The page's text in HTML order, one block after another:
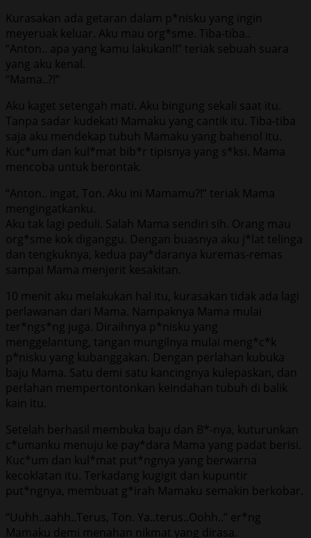
Kurasakan ada getaran dalam p*nisku yang ingin
meyeruak keluar. Aku mau org*sme. Tiba-tiba..
“Anton.. apa yang kamu lakukan!!” teriak sebuah suara
yang aku kenal.
“Mama..?!”
Aku kaget setengah mati. Aku bingung sekali saat itu.
Tanpa sadar kudekati Mamaku yang cantik itu. Tiba-tiba
saja aku mendekap tubuh Mamaku yang bahenol itu.
Kuc*um dan kul*mat bib*r tipisnya yang s*ksi. Mama
mencoba untuk berontak.
“Anton.. ingat, Ton. Aku ini Mamamu?!” teriak Mama
mengingatkanku.
Aku tak lagi peduli. Salah Mama sendiri sih. Orang mau
org*sme kok diganggu. Dengan buasnya aku j*lat telinga
dan tengkuknya, kedua pay*daranya kuremas-remas
sampai Mama menjerit kesakitan.
10 menit aku melakukan hal itu, kurasakan tidak ada lagi
perlawanan dari Mama. Nampaknya Mama mulai
ter*ngs*ng juga. Diraihnya p*nisku yang
menggelantung, tangan mungilnya mulai meng*c*k
p*nisku yang kubanggakan. Dengan perlahan kubuka
baju Mama. Satu demi satu kancingnya kulepaskan, dan
perlahan mempertontonkan keindahan tubuh di balik
kain itu.
Setelah berhasil membuka baju dan B*-nya, kuturunkan
c*umanku menuju ke pay*dara Mama yang padat berisi.
Kuc*um dan kul*mat put*ngnya yang berwarna
kecoklatan itu. Terkadang kugigit dan kupuntir
put*ngnya, membuat g*irah Mamaku semakin berkobar.
“Uuhh..aahh..Terus, Ton. Ya..terus..Oohh..” er*ng
Mamaku demi menahan nikmat yang dirasa.